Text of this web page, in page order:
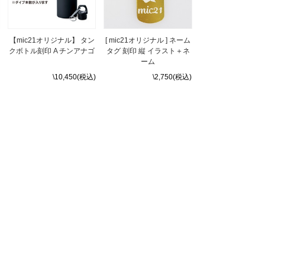
【mic21オリジナル】 タン
クボトル刻印 A チンアナゴ
\10,450(税込)
[ mic21オリジナル ] ネーム
タグ 刻印 縦 イラスト＋ネ
ーム
\2,750(税込)